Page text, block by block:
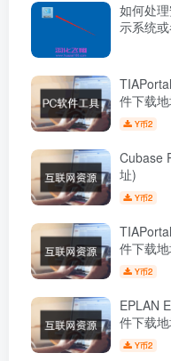
如何处
示系统
件下载
Y币2
Cubase
址)
Y币2
件下载
Y币2
EPLAN
件下载
Y币2